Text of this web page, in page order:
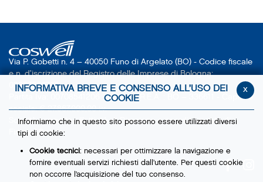
Via P. Gobetti n. 4 – 40050 Funo di Argelato (BO) - Codice fiscale
e n. d’iscrizione del Registro delle Imprese di Bologna:
02827560729
Partita Iva: 00708541206 - Numero R.E.A. : BO – 336611 - Capitale
sociale: € 27.867.000,00 i.v.
Società soggetta all’attività di Direzione e coordinamento di
Fingual S.r.l.
x
INFORMATIVA BREVE E CONSENSO ALL’USO DEI
COOKIE
Informiamo che in questo sito possono essere utilizzati diversi
tipi di cookie:
Cookie tecnici: necessari per ottimizzare la navigazione e
fornire eventuali servizi richiesti dall’utente. Per questi cookie
non occorre l’acquisizione del tuo consenso.